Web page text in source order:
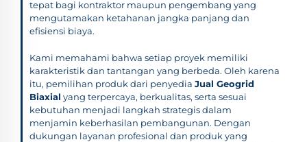
tepat bagi kontraktor maupun pengembang yang
mengutamakan ketahanan jangka panjang dan
efisiensi biaya.
Kami memahami bahwa setiap proyek memiliki
karakteristik dan tantangan yang berbeda. Oleh karena
itu, pemilihan produk dari penyedia Jual Geogrid
Biaxial yang terpercaya, berkualitas, serta sesuai
kebutuhan menjadi langkah strategis dalam
menjamin keberhasilan pembangunan. Dengan
dukungan layanan profesional dan produk yang